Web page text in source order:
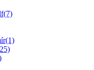
(7)
(1)